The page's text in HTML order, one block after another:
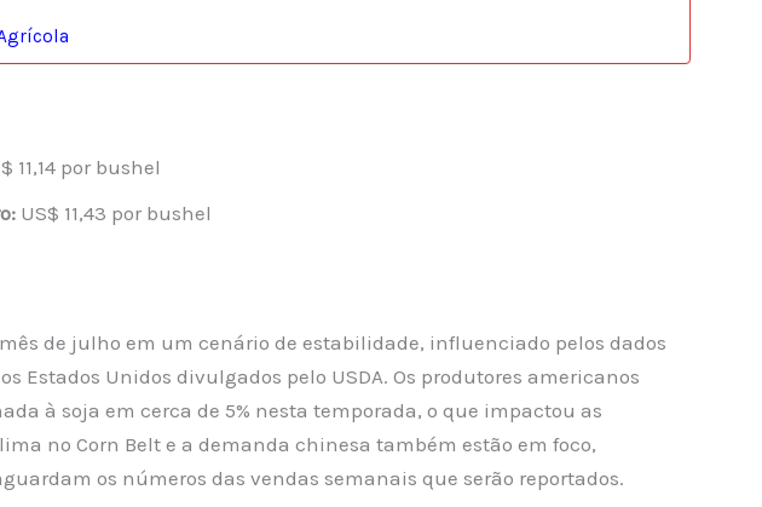
11,14 por bushel
US$ 11,43 por bushel
de julho em um cenário de estabilidade, influenciado pelos dados
Estados Unidos divulgados pelo USDA. Os produtores americanos
à soja em cerca de 5% nesta temporada, o que impactou as
no Corn Belt e a demanda chinesa também estão em foco,
os números das vendas semanais que serão reportados.